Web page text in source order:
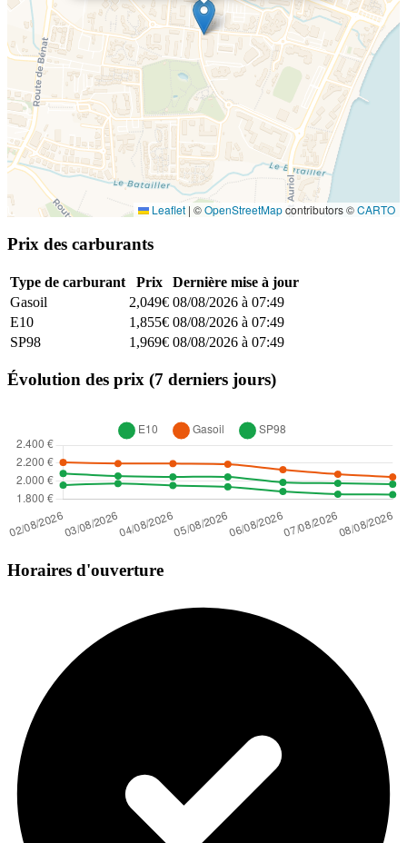
Leaflet | ©OpenStreetMapcontributors ©CARTO
Prix des carburants
Type de carburant Prix
Dernière mise à jour
Gasoil
2,049€ 08/08/2026 à 07:49
E10
1,855€ 08/08/2026 à 07:49
SP98
1,969€ 08/08/2026 à 07:49
Évolution des prix (7 derniers jours)
Horaires d'ouverture